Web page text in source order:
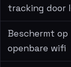
tracking door
Beschermt op
openbare wifi